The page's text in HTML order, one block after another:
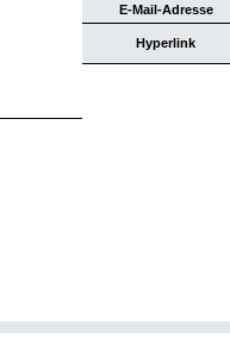
E-Mail-Adresse
Hyperlink